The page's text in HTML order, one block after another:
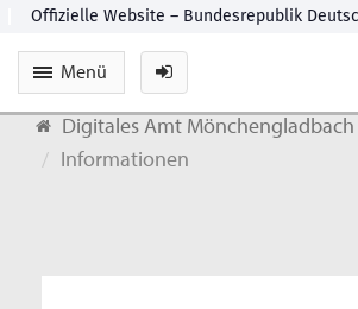
Menü
Digitales Amt Mönchengladbach
Informationen